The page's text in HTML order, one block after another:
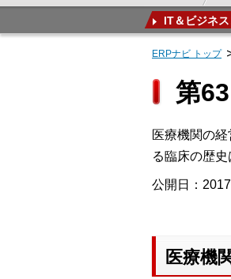
IT＆ビジネ
ERPナビ トップ
第
医療機関の
る臨床の歴
公開日：
医療機